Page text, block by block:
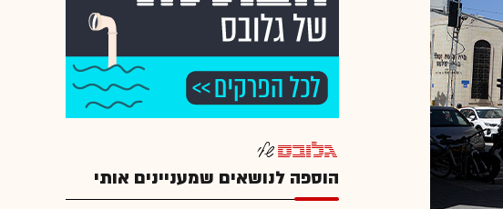
הוספה לנושאים שמעניינים אותי